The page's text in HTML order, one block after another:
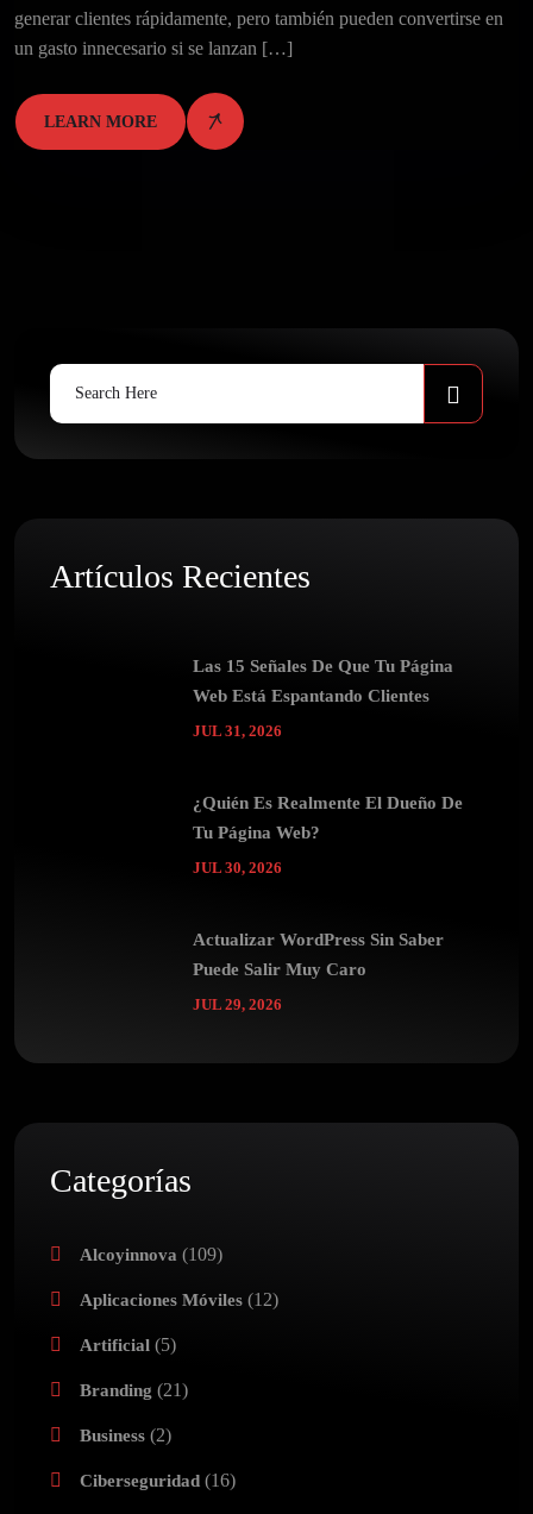
generar clientes rápidamente, pero también pueden convertirse en
un gasto innecesario si se lanzan […]
LEARN MORE
Search
for:
Artículos Recientes
Las 15 Señales De Que Tu Página
Web Está Espantando Clientes
JUL 31, 2026
¿Quién Es Realmente El Dueño De
Tu Página Web?
JUL 30, 2026
Actualizar WordPress Sin Saber
Puede Salir Muy Caro
JUL 29, 2026
Categorías
Alcoyinnova (109)
Aplicaciones Móviles (12)
Artificial (5)
Branding (21)
Business (2)
Ciberseguridad (16)